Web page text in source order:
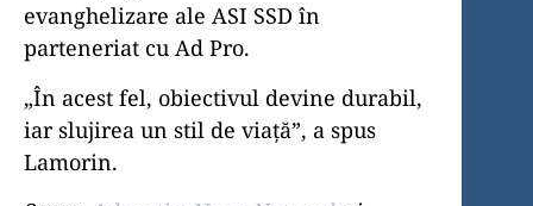
evanghelizare ale ASI SSD în
parteneriat cu Ad Pro.
„În acest fel, obiectivul devine durabil,
iar slujirea un stil de viață”, a spus
Lamorin.